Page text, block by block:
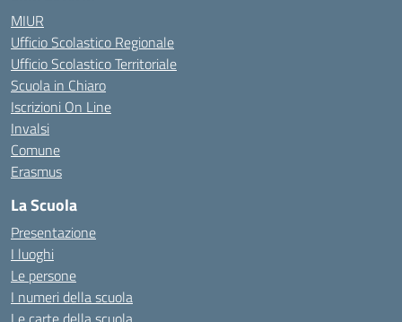
MIUR
Ufficio Scolastico Regionale
Ufficio Scolastico Territoriale
Scuola in Chiaro
Iscrizioni On Line
Invalsi
Comune
Erasmus
La Scuola
Presentazione
I luoghi
Le persone
I numeri della scuola